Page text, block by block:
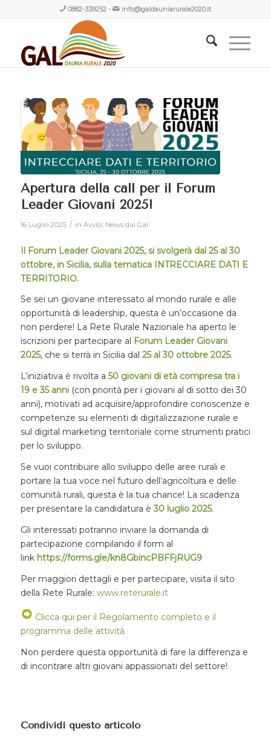
0882-339252- info@galdauniarurale2020.it
Apertura della call per il Forum
Leader Giovani 2025!
16 Luglio 2025 / in Avvisi News dal Gal
Il Forum Leader Giovani 2025, si svolgerà dal 25 al 30
ottobre, in Sicilia, sulla tematica INTRECCIARE DATI E
TERRITORIO.
Se sei un giovane interessato al mondo rurale e alle
opportunità di leadership, questa è un’occasione da
non perdere! La Rete Rurale Nazionale ha aperto le
iscrizioni per partecipare al
Forum Leader Giovani
2025, che si terrà in Sicilia dal 25 al 30 ottobre 2025.
L’iniziativa è rivolta a 50 giovani di età compresa tra i
19 e 35 anni(con priorità per i giovani al di sotto dei 30
anni), motivati ad acquisire/approfondire conoscenze e
competenze su elementi di digitalizzazione rurale e
sul digital marketing territoriale come strumenti pratici
per lo sviluppo.
Se vuoi contribuire allo sviluppo delle aree rurali e
portare la tua voce nel futuro dell’agricoltura e delle
comunità rurali, questa è la tua chance! La scadenza
per presentare la candidatura è30 luglio 2025.
Gli interessati potranno inviare la domanda di
partecipazione compilando il form al
link https://forms.gle/kn8GbincPBFFjRUG9
Per maggiori dettagli e per partecipare, visita il sito
della Rete Rurale: www.reterurale.it
Clicca qui per il Regolamento completo e il
programma delle attività
Non perdere questa opportunità di fare la differenza e
di incontrare altri giovani appassionati del settore!
Condividi questo articolo